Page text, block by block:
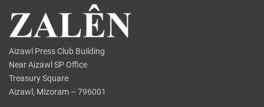
Aizawl Press Club Building
Near Aizawl SP Office
Treasury Square
Aizawl, Mizoram – 796001